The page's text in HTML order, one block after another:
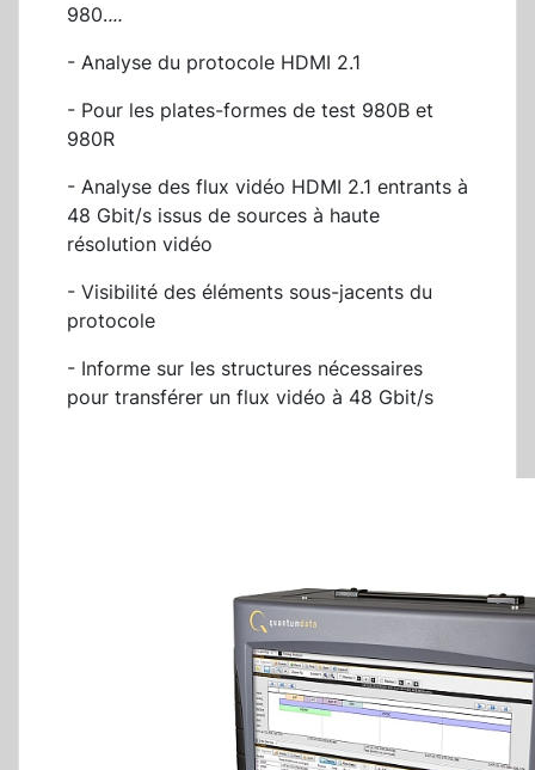
980....
- Analyse du protocole HDMI 2.1
- Pour les plates-formes de test 980B et
980R
- Analyse des flux vidéo HDMI 2.1 entrants à
48 Gbit/s issus de sources à haute
résolution vidéo
- Visibilité des éléments sous-jacents du
protocole
- Informe sur les structures nécessaires
pour transférer un flux vidéo à 48 Gbit/s